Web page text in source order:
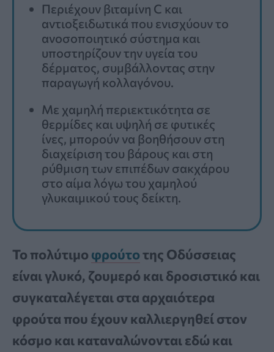
Περιέχουν βιταμίνη C και
αντιοξειδωτικά που ενισχύουν το
ανοσοποιητικό σύστημα και
υποστηρίζουν την υγεία του
δέρματος, συμβάλλοντας στην
παραγωγή κολλαγόνου.
Με χαμηλή περιεκτικότητα σε
θερμίδες και υψηλή σε φυτικές
ίνες, μπορούν να βοηθήσουν στη
διαχείριση του βάρους και στη
ρύθμιση των επιπέδων σακχάρου
στο αίμα λόγω του χαμηλού
γλυκαιμικού τους δείκτη.
Το πολύτιμο φρούτοτης Οδύσσειας
είναι γλυκό, ζουμερό και δροσιστικό και
συγκαταλέγεται στα αρχαιότερα
φρούτα που έχουν καλλιεργηθεί στον
κόσμο και καταναλώνονται εδώ και